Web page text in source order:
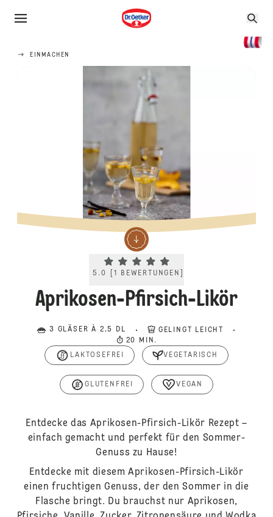
EINMACHEN
Current rating 5.0. Click to rate.
5.0 1 BEWERTUNGEN
Aprikosen-Pfirsich-Likör
3 GLÄSER À 2,5 DL
GELINGT LEICHT
20 MIN.
LAKTOSEFREI
VEGETARISCH
GLUTENFREI VEGAN
Entdecke das Aprikosen-Pfirsich-Likör Rezept –
einfach gemacht und perfekt für den Sommer-
Genuss zu Hause!
Entdecke mit diesem Aprikosen-Pfirsich-Likör
einen fruchtigen Genuss, der den Sommer in die
Flasche bringt. Du brauchst nur Aprikosen,